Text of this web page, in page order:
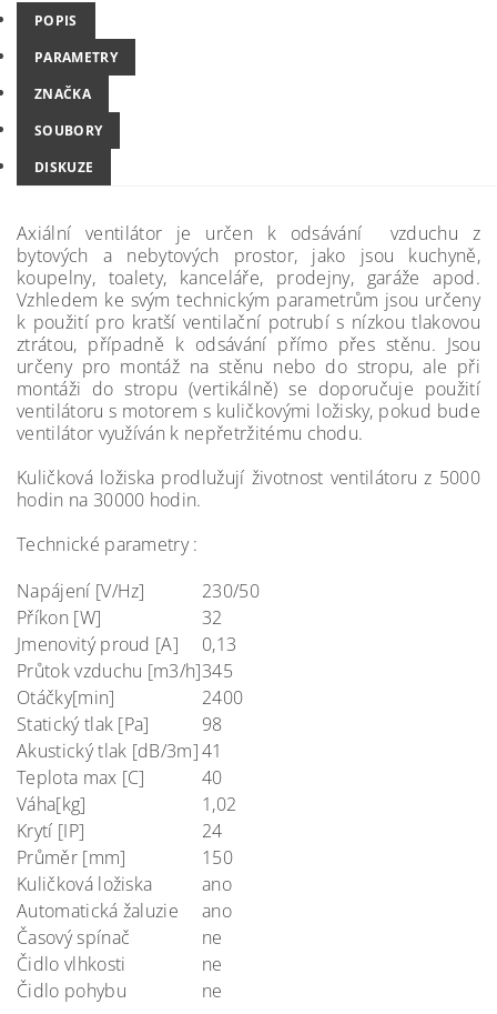
POPIS
PARAMETRY
ZNAČKA
SOUBORY
DISKUZE
Axiální ventilátor je určen k odsávání vzduchu z
bytových a nebytových prostor, jako jsou kuchyně,
koupelny, toalety, kanceláře, prodejny, garáže apod.
Vzhledem ke svým technickým parametrům jsou určeny
k použití pro kratší ventilační potrubí s nízkou tlakovou
ztrátou, případně k odsávání přímo přes stěnu. Jsou
určeny pro montáž na stěnu nebo do stropu, ale při
montáži do stropu (vertikálně) se doporučuje použití
ventilátoru s motorem s kuličkovými ložisky, pokud bude
ventilátor využíván k nepřetržitému chodu.
Kuličková ložiska prodlužují životnost ventilátoru z 5000
hodin na 30000 hodin.
Technické parametry :
Napájení [V/Hz]
230/50
Příkon [W]
32
Jmenovitý proud [A]
0,13
Průtok vzduchu [m3/h]345
Otáčky[min]
2400
Statický tlak [Pa]
98
Akustický tlak [dB/3m]41
Teplota max [C]
40
Váha[kg]
1,02
Krytí [IP]
24
Průměr [mm]
150
Kuličková ložiska
ano
Automatická žaluzie
ano
Časový spínač
ne
Čidlo vlhkosti
ne
Čidlo pohybu
ne